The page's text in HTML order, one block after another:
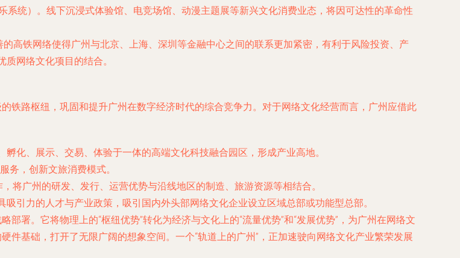
统）。线下沉浸式体验馆、电竞场馆、动漫主题展等新兴文化消费业态，将因可达性的革命性
的高铁网络使得广州与北京、上海、深圳等金融中心之间的联系更加紧密，有利于风险投资、产
网络文化项目的结合。
铁路枢纽，巩固和提升广州在数字经济时代的综合竞争力。对于网络文化经营而言，广州应借此
孵化、展示、交易、体验于一体的高端文化科技融合园区，形成产业高地。
务，创新文旅消费模式。
，将广州的研发、发行、运营优势与沿线地区的制造、旅游资源等相结合。
吸引力的人才与产业政策，吸引国内外头部网络文化企业设立区域总部或功能型总部。
署。它将物理上的“枢纽优势”转化为经济与文化上的“流量优势”和“发展优势”，为广州在网络文
基础，打开了无限广阔的想象空间。一个“轨道上的广州”，正加速驶向网络文化产业繁荣发展